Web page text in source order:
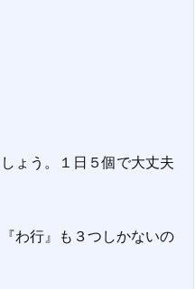
ょう。１日５個で大丈夫
わ行』も３つしかないの